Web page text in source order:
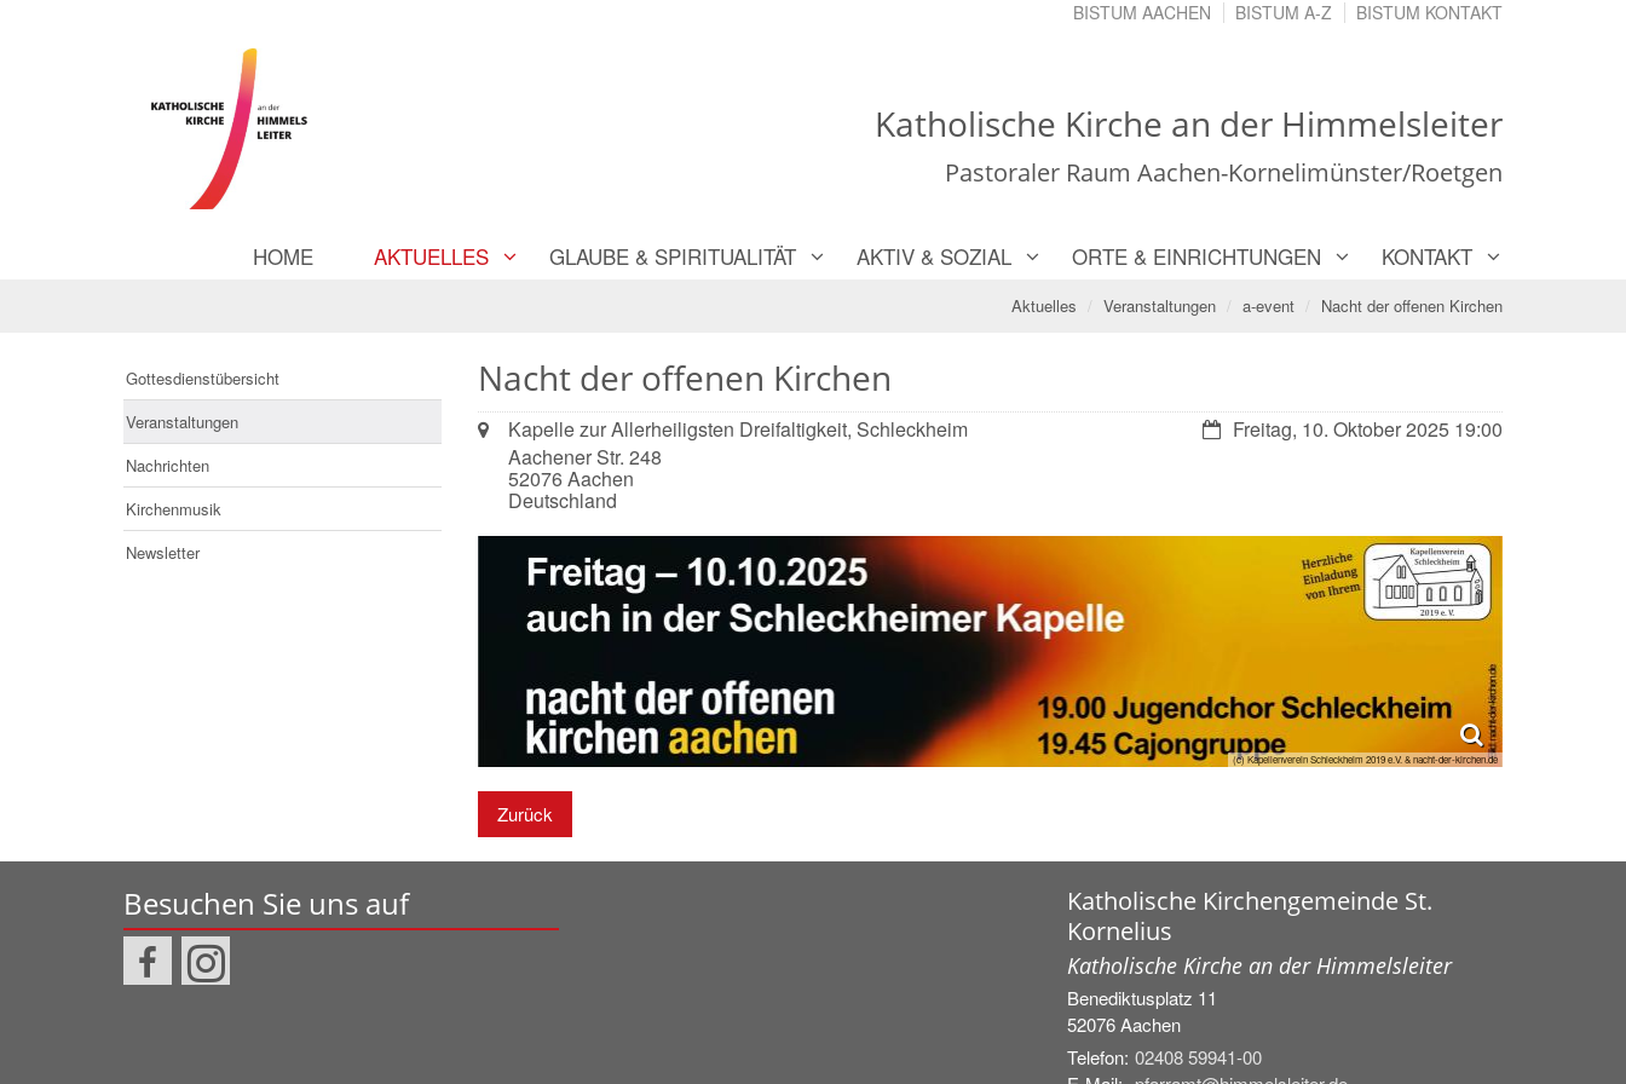
BISTUM AACHEN BISTUM A-Z BISTUM KONTAKT
Katholische Kirche an der Himmelsleiter
Pastoraler Raum Aachen-Kornelimünster/Roetgen
HOME AKTUELLES GLAUBE & SPIRITUALITÄT AKTIV & SOZIAL ORTE & EINRICHTUNGEN KONTAKT
Aktuelles Veranstaltungen a-event Nacht der offenen Kirchen
Nacht der offenen Kirchen
Datum:Freitag, 10. Oktober 2025 19:00
Ort:
Kapelle zur Allerheiligsten Dreifaltigkeit, Schleckheim
Aachener Str. 248
52076Aachen
Deutschland
(c) Kapellenverein Schleckheim 2019 e.V. & nacht-der-kirchen.de
Zurück
Gottesdienstübersicht
Veranstaltungen
Nachrichten
Kirchenmusik
Newsletter
Besuchen Sie uns auf
Katholische Kirchengemeinde St.
Kornelius
Katholische Kirche an der Himmelsleiter
Benediktusplatz 11
52076Aachen
Telefon: 02408 59941-00